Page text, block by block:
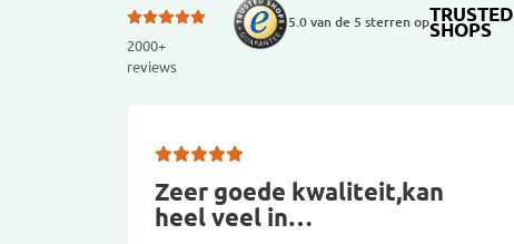
2000+
reviews
5.0 van de 5 sterren opTRUSTED
SHOPS
Zeer goede kwaliteit,kan
heel veel in…